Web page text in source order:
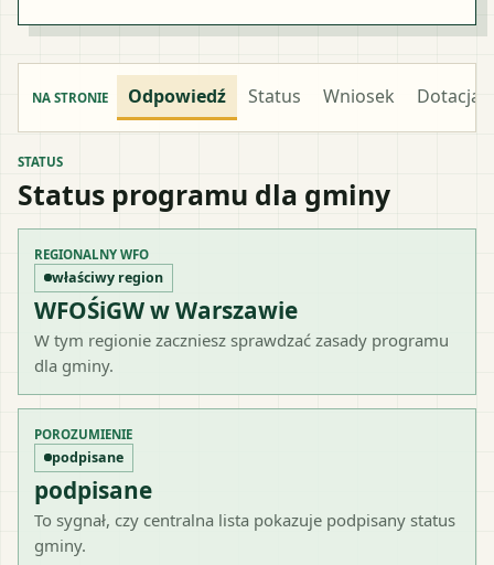
NA STRONIE Odpowiedź Status Wniosek Dotacja
STATUS
Status programu dla gminy
REGIONALNY WFO
właściwy region
WFOŚiGW w Warszawie
W tym regionie zaczniesz sprawdzać zasady programu
dla gminy.
POROZUMIENIE
podpisane
podpisane
To sygnał, czy centralna lista pokazuje podpisany status
gminy.